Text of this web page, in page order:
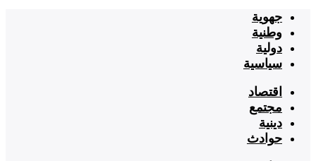
جهوية
وطنية
دولية
سياسية
اقتصاد
مجتمع
دينية
حوادث